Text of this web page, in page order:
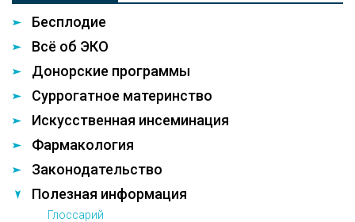
Бесплодие
Всё об ЭКО
Донорские программы
Суррогатное материнство
Искусственная инсеминация
Фармакология
Законодательство
Полезная информация
Глоссарий